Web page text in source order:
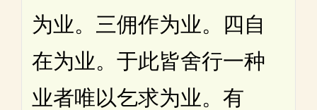
为业。三佣作为业。四自
在为业。于此皆舍行一种
业者唯以乞求为业。有